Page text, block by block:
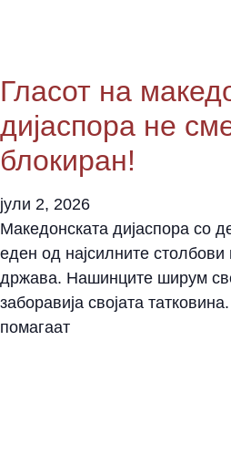
Гласот на
дијаспора не
блокиран!
јули 2, 2026
Македонската дијаспора со
еден од најсилните
држава. Нашинците ширум
заборавија својата
помагаат